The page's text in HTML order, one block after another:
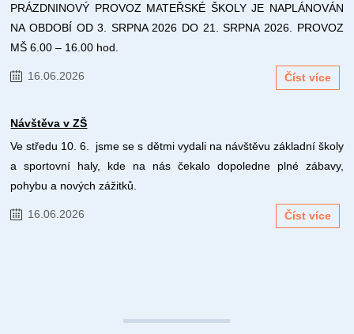
PRÁZDNINOVÝ PROVOZ MATEŘSKÉ ŠKOLY JE NAPLÁNOVÁN
NA OBDOBÍ OD 3. SRPNA 2026 DO 21. SRPNA 2026. PROVOZ
MŠ 6.00 – 16.00 hod.
16.06.2026 Číst více
Návštěva v ZŠ
Ve středu 10. 6. jsme se s dětmi vydali na návštěvu základní školy
a sportovní haly, kde na nás čekalo dopoledne plné zábavy,
pohybu a nových zážitků.
16.06.2026 Číst více